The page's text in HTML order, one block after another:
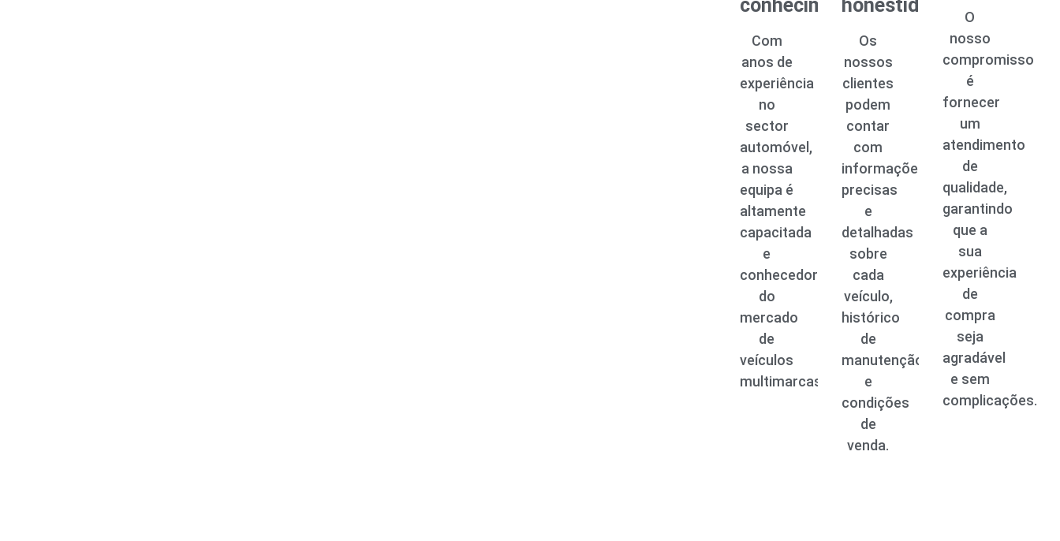
conhecimento
Com
anos de
experiência
no
sector
automóvel,
a nossa
equipa é
altamente
capacitada
e
conhecedora
do
mercado
de
veículos
multimarcas.
honestidade
Os
nossos
clientes
podem
contar
com
informações
precisas
e
detalhadas
sobre
cada
veículo,
histórico
de
manutenção
e
condições
de
venda.
O
nosso
compromisso
é
fornecer
um
atendimento
de
qualidade,
garantindo
que a
sua
experiência
de
compra
seja
agradável
e sem
complicações.